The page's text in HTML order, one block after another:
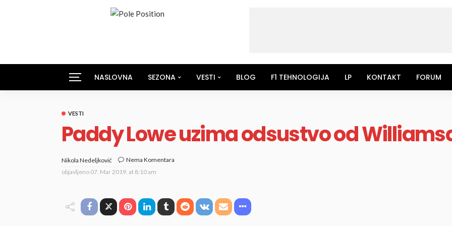
NASLOVNA SEZONA VESTI BLOG F1 TEHNOLOGIJA LP KONTAKT FORUM
VESTI
Paddy Lowe uzima odsustvo od
Nikola Nedeljković
Nema Komentara
objavljeno 07. Mar 2019. at 8:10 am